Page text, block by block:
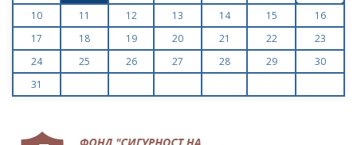
10
11 12 13 14 15
16
17
18 19 20 21 22
23
24
25 26 27 28 29
30
31